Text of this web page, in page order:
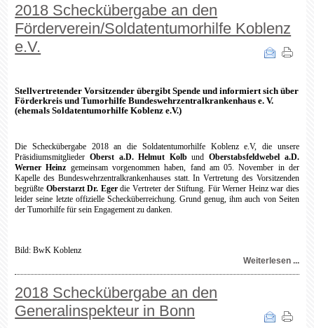
2018 Scheckübergabe an den
Förderverein/Soldatentumorhilfe Koblenz
e.V.
Stellvertretender Vorsitzender übergibt Spende und informiert sich über
Förderkreis und Tumorhilfe Bundeswehrzentralkrankenhaus e. V.
(ehemals Soldatentumorhilfe Koblenz e.V.)
Die Scheckübergabe 2018 an die Soldatentumorhilfe Koblenz e.V, die unsere
Präsidiumsmitglieder Oberst a.D. Helmut KolbundOberstabsfeldwebel a.D.
Werner Heinz gemeinsam vorgenommen haben, fand am 05. November in der
Kapelle des Bundeswehrzentralkrankenhauses statt. In Vertretung des Vorsitzenden
begrüßte Oberstarzt Dr. Egerdie Vertreter der Stiftung. Für Werner Heinz war dies
leider seine letzte offizielle Schecküberreichung. Grund genug, ihm auch von Seiten
der Tumorhilfe für sein Engagement zu danken.
Bild: BwK Koblenz
Weiterlesen ...
2018 Scheckübergabe an den
Generalinspekteur in Bonn